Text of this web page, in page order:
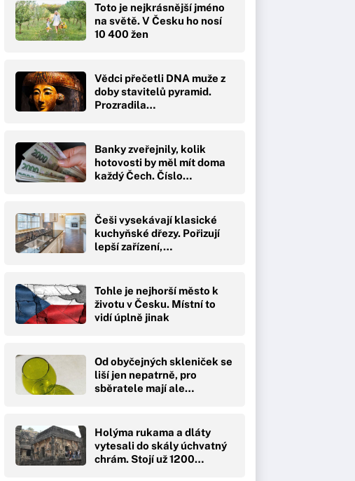
Toto je nejkrásnější jméno
na světě. V Česku ho nosí
10 400 žen
Vědci přečetli DNA muže z
doby stavitelů pyramid.
Prozradila…
Banky zveřejnily, kolik
hotovosti by měl mít doma
každý Čech. Číslo…
Češi vysekávají klasické
kuchyňské dřezy. Pořizují
lepší zařízení,…
Tohle je nejhorší město k
životu v Česku. Místní to
vidí úplně jinak
Od obyčejných skleniček se
liší jen nepatrně, pro
sběratele mají ale…
Holýma rukama a dláty
vytesali do skály úchvatný
chrám. Stojí už 1200…